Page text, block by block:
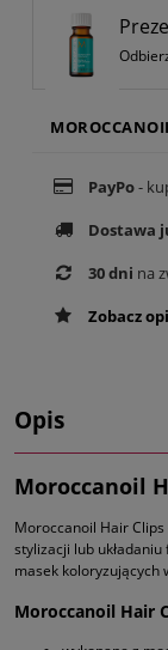
PayPo-
Dostawa
30 dni na
Zobacz
Opis
Moroccanoil
Moroccanoil Hair
stylizacji lub
masek koloryzujących
Moroccanoil Hair